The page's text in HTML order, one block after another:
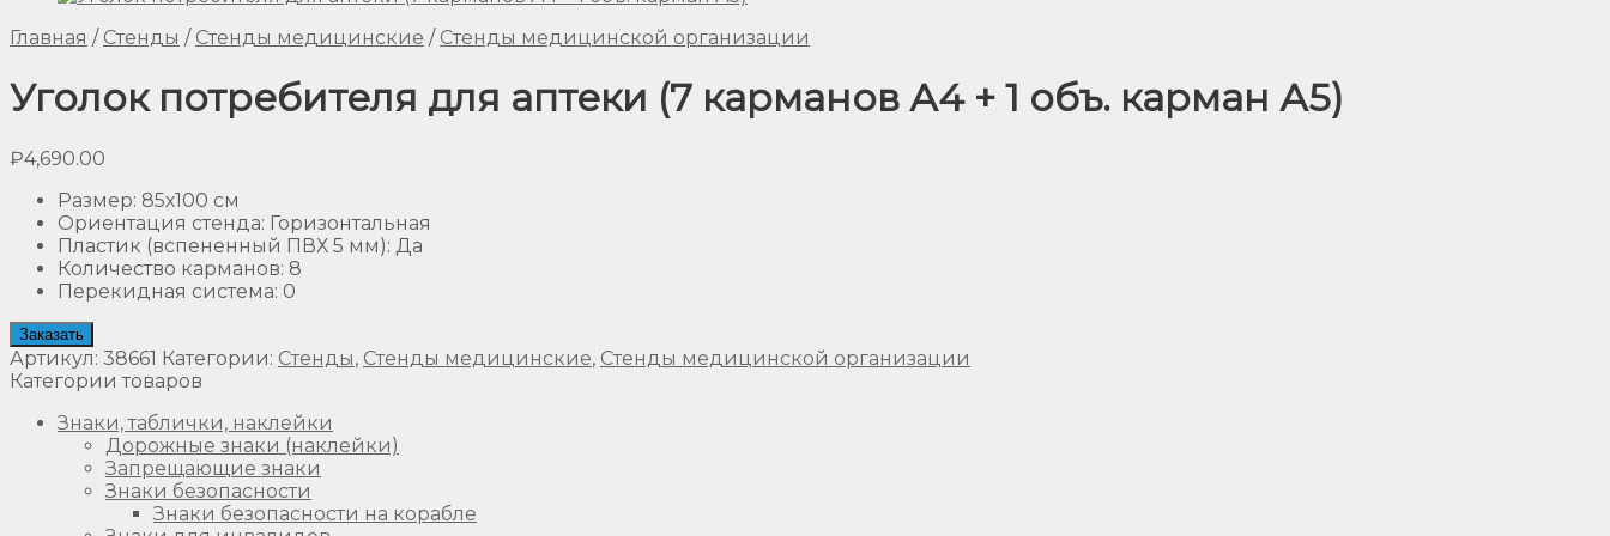
Главная / Стенды / Стенды медицинские / Стенды медицинской организации
Уголок потребителя для аптеки (7 карманов А4 + 1 объ. карман А5)
₽4,690.00
Размер: 85х100 см
Ориентация стенда: Горизонтальная
Пластик (вспененный ПВХ 5 мм): Да
Количество карманов: 8
Перекидная система: 0
Заказать
Артикул: 38661 Категории: Стенды, Стенды медицинские, Стенды медицинской организации
Категории товаров
Знаки, таблички, наклейки
Дорожные знаки (наклейки)
Запрещающие знаки
Знаки безопасности
Знаки безопасности на корабле